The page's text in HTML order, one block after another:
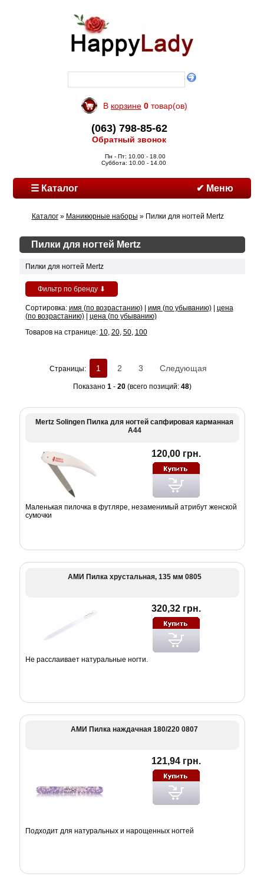
В корзине 0 товар(ов)
(063) 798-85-62
Обратный звонок
Пн - Пт: 10.00 - 18.00
Суббота: 10.00 - 14.00
☰ Каталог ✔ Меню
Каталог» Маникюрные наборы » Пилки для ногтей Mertz
Пилки для ногтей Mertz
Пилки для ногтей Mertz
Фильтр по бренду ⬇
Сортировка: имя (по возрастанию)| имя (по убыванию)| цена
(по возрастанию)| цена (по убыванию)
Товаров на странице: 10, 20, 50, 100
Страницы: 1 2 3 Следующая
Показано 1- 20(всего позиций: 48)
Mertz Solingen Пилка для ногтей сапфировая карманная
А44
120,00 грн.
Маленькая пилочка в футляре, незаменимый атрибут женской
сумочки
АМИ Пилка хрустальная, 135 мм 0805
320,32 грн.
Не расслаивает натуральные ногти.
АМИ Пилка наждачная 180/220 0807
121,94 грн.
Подходит для натуральных и нарощенных ногтей